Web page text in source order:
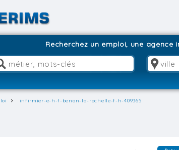
Recherchez un emploi, une agence
infirmier-e-h-f-benon-la-rochelle-f-h-409365